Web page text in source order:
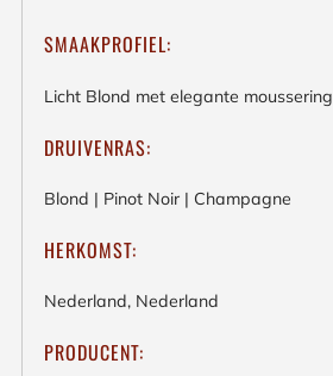
SMAAKPROFIEL:
Licht Blond met elegante moussering
DRUIVENRAS:
Blond | Pinot Noir | Champagne
HERKOMST:
Nederland, Nederland
PRODUCENT: